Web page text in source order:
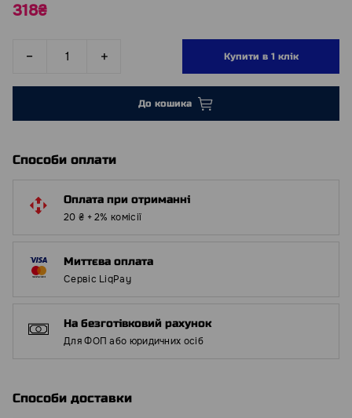
318₴
Купити в 1 клік
До кошика
Способи оплати
Оплата при отриманні
20 ₴ + 2% комісії
Миттєва оплата
Сервіс LiqPay
На безготівковий рахунок
Для ФОП або юридичних осіб
Способи доставки